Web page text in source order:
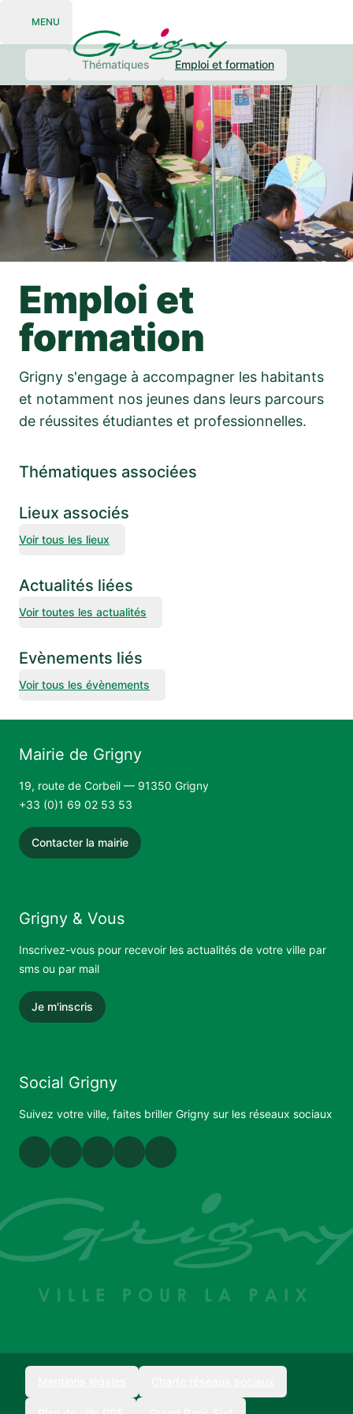
Open navigation
MENU
Thématiques Emploi et formation
Emploi et
formation
Grigny s'engage à accompagner les habitants
et notamment nos jeunes dans leurs parcours
de réussites étudiantes et professionnelles.
Thématiques associées
Lieux associés
Voir tous les lieux
Actualités liées
Voir toutes les actualités
Evènements liés
Voir tous les évènements
Mairie de Grigny
19, route de Corbeil — 91350 Grigny
+33 (0)1 69 02 53 53
Contacter la mairie
Grigny & Vous
Inscrivez-vous pour recevoir les actualités de votre ville par
sms ou par mail
Je m'inscris
Social Grigny
Suivez votre ville, faites briller Grigny sur les réseaux sociaux